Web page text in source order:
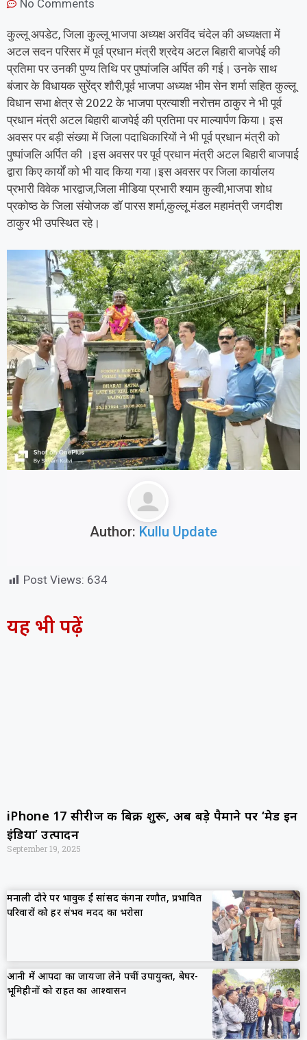
No Comments
कुल्लू अपडेट, जिला कुल्लू भाजपा अध्यक्ष अरविंद चंदेल की अध्यक्षता में
अटल सदन परिसर में पूर्व प्रधान मंत्री श्रदेय अटल बिहारी बाजपेई की
प्रतिमा पर उनकी पुण्य तिथि पर पुष्पांजलि अर्पित की गई। उनके साथ
बंजार के विधायक सुरेंद्र शौरी,पूर्व भाजपा अध्यक्ष भीम सेन शर्मा सहित कुल्लू
विधान सभा क्षेत्र से 2022 के भाजपा प्रत्याशी नरोत्तम ठाकुर ने भी पूर्व
प्रधान मंत्री अटल बिहारी बाजपेई की प्रतिमा पर माल्यार्पण किया। इस
अवसर पर बड़ी संख्या में जिला पदाधिकारियों ने भी पूर्व प्रधान मंत्री को
पुष्पांजलि अर्पित की ।इस अवसर पर पूर्व प्रधान मंत्री अटल बिहारी बाजपाई
द्वारा किए कार्यों को भी याद किया गया।इस अवसर पर जिला कार्यालय
प्रभारी विवेक भारद्वाज,जिला मीडिया प्रभारी श्याम कुल्वी,भाजपा शोध
प्रकोष्ठ के जिला संयोजक डॉ पारस शर्मा,कुल्लू मंडल महामंत्री जगदीश
ठाकुर भी उपस्थित रहे।
Author: Kullu Update
Post Views: 634
यह भी पढ़ें
iPhone 17 सीरीज की बिक्री शुरू, अब बड़े पैमाने पर ‘मेड इन
इंडिया’ उत्पादन
September 19, 2025
मनाली दौरे पर भावुक हुईं सांसद कंगना रणौत, प्रभावित
परिवारों को हर संभव मदद का भरोसा
आनी में आपदा का जायजा लेने पहुंचीं उपायुक्त, बेघर-
भूमिहीनों को राहत का आश्वासन